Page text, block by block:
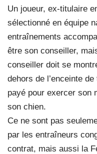
Un joueur, ex-titulaire
sélectionné en équipe
entraînements
être son conseiller,
conseiller doit se
dehors de l’enceinte
payé pour exercer son
son chien.
Ce ne sont pas
par les entraîneurs
contrat, mais aussi la